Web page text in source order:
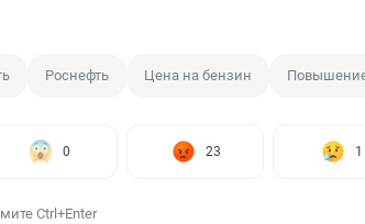
Роснефть Цена на бензин
0 23 1
Ctrl+Enter